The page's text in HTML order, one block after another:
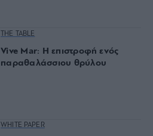
THE TABLE
Vive Mar: Η επιστροφή ενός
παραθαλάσσιου θρύλου
WHITE PAPER